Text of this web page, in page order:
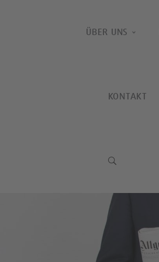
ÜBER UNS
KONTAKT